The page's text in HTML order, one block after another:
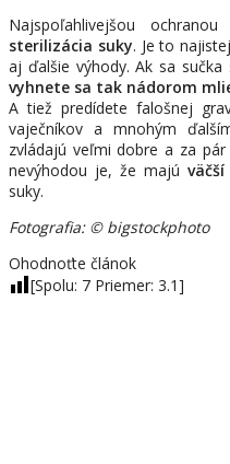
Najspoľahlivejšou
sterilizácia suky. Je to
aj ďalšie výhody. Ak sa
vyhnete sa tak nádorom
A tiež predídete falošnej
vaječníkov a mnohým
zvládajú veľmi dobre a za
nevýhodou je, že majú
suky.
Fotografia: © bigstockphoto
Ohodnoťte článok
[Spolu: 7 Priemer: 3.1]